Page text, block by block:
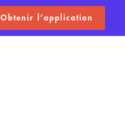
Obtenir l’application